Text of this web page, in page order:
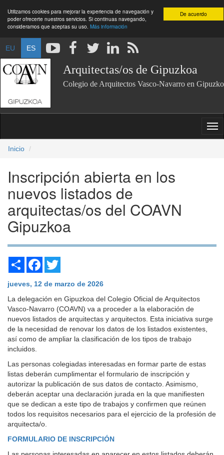
De acuerdo
Utilizamos cookies para mejorar la experiencia de navegación y
poder ofrecerte nuestros servicios. Si continuas navegando,
consideramos que aceptas su uso. Más información
EU ES
Arquitectas/os de Gipuzkoa
Colegio de Arquitectos Vasco-Navarro en
Inicio
Inscripción abierta en los
nuevos listados de
arquitectas/os del COAVN
Gipuzkoa
Share Facebook
jueves, 12 de marzo de 2026
La delegación en Gipuzkoa del Colegio Oficial de Arquitectos
Vasco-Navarro (COAVN) va a proceder a la elaboración de
nuevos listados de arquitectas y arquitectos. Esta iniciativa surge
de la necesidad de renovar los datos de los listados existentes,
así como de ampliar la clasificación de los tipos de trabajo
incluidos.
Las personas colegiadas interesadas en formar parte de estas
listas deberán cumplimentar el formulario de inscripción y
autorizar la publicación de sus datos de contacto. Asimismo,
deberán aceptar una declaración jurada en la que manifiesten
que se dedican a este tipo de trabajos y confirmen que reúnen
todos los requisitos necesarios para el ejercicio de la profesión de
arquitecta/o.
FORMULARIO DE INSCRIPCIÓN